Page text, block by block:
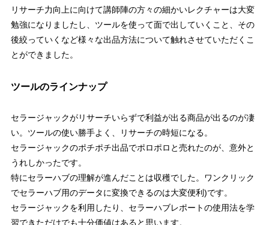
リサーチ力向上に向けて講師陣の方々の細かいレクチャーは大変
勉強になりましたし、ツールを使って面で出していくこと、その
後絞っていくなど様々な出品方法について触れさせていただくこ
とができました。
ツールのラインナップ
セラージャックがリサーチいらずで利益が出る商品が出るのが凄
い。ツールの使い勝手よく、リサーチの時短になる。
セラージャックのポチポチ出品でポロポロと売れたのが、意外と
うれしかったです。
特にセラーハブの理解が進んだことは収穫でした。ワンクリック
でセラーハブ用のデータに変換できるのは大変便利)です。
セラージャックを利用したり、セラーハブレポートの使用法を学
習できただけでも十分価値はあると思います。